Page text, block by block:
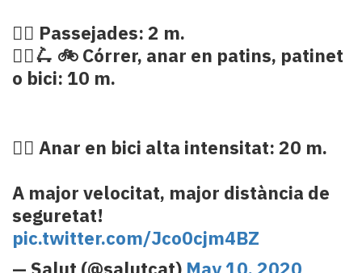
🚶‍♀️ Passejades: 2 m.
🏃‍♀️🛴 🚲 Córrer, anar en patins, patinet
o bici: 10 m.
🚴‍♀️ Anar en bici alta intensitat: 20 m.
A major velocitat, major distància de
seguretat!
pic.twitter.com/Jco0cjm4BZ